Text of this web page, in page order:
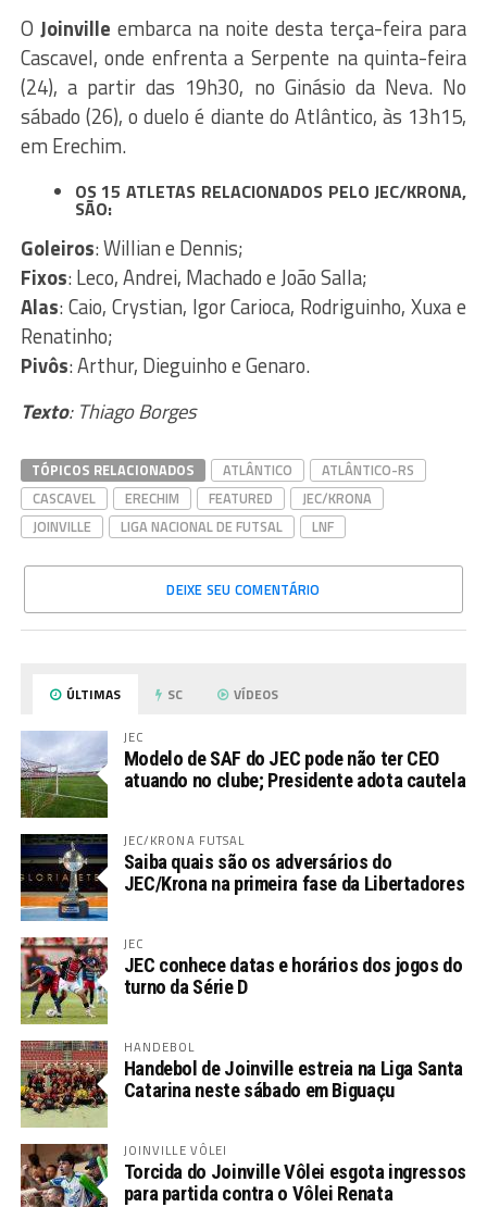
O Joinville embarca na noite desta terça-feira para
Cascavel, onde enfrenta a Serpente na quinta-feira
(24), a partir das 19h30, no Ginásio da Neva. No
sábado (26), o duelo é diante do Atlântico, às 13h15,
em Erechim.
OS 15 ATLETAS RELACIONADOS PELO JEC/KRONA,
SÃO:
Goleiros: Willian e Dennis;
Fixos: Leco, Andrei, Machado e João Salla;
Alas: Caio, Crystian, Igor Carioca, Rodriguinho, Xuxa e
Renatinho;
Pivôs: Arthur, Dieguinho e Genaro.
Texto: Thiago Borges
TÓPICOS RELACIONADOS ATLÂNTICO
ATLÂNTICO-RS
CASCAVEL
ERECHIM FEATURED
JEC/KRONA
JOINVILLE
LIGA NACIONAL DE FUTSAL LNF
DEIXE SEU COMENTÁRIO
ÚLTIMAS SC VÍDEOS
JEC
Modelo de SAF do JEC pode não ter CEO
atuando no clube; Presidente adota cautela
JEC/KRONA FUTSAL
Saiba quais são os adversários do
JEC/Krona na primeira fase da Libertadores
JEC
JEC conhece datas e horários dos jogos do
turno da Série D
HANDEBOL
Handebol de Joinville estreia na Liga Santa
Catarina neste sábado em Biguaçu
JOINVILLE VÔLEI
Torcida do Joinville Vôlei esgota ingressos
para partida contra o Vôlei Renata